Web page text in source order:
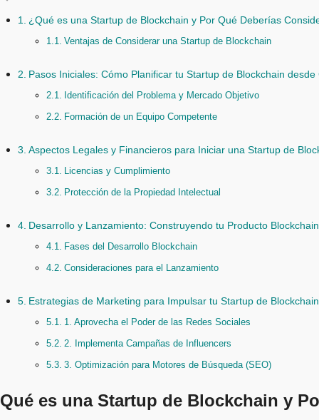
¿Qué es una Startup de Blockchain y Por Qué Deberías
Ventajas de Considerar una Startup de Blockchain
Pasos Iniciales: Cómo Planificar tu Startup de Blockchain desde
Identificación del Problema y Mercado Objetivo
Formación de un Equipo Competente
Aspectos Legales y Financieros para Iniciar una Startup de
Licencias y Cumplimiento
Protección de la Propiedad Intelectual
Desarrollo y Lanzamiento: Construyendo tu Producto Blockchain
Fases del Desarrollo Blockchain
Consideraciones para el Lanzamiento
Estrategias de Marketing para Impulsar tu Startup de Blockchain
1. Aprovecha el Poder de las Redes Sociales
2. Implementa Campañas de Influencers
3. Optimización para Motores de Búsqueda (SEO)
es una Startup de Blockchain y